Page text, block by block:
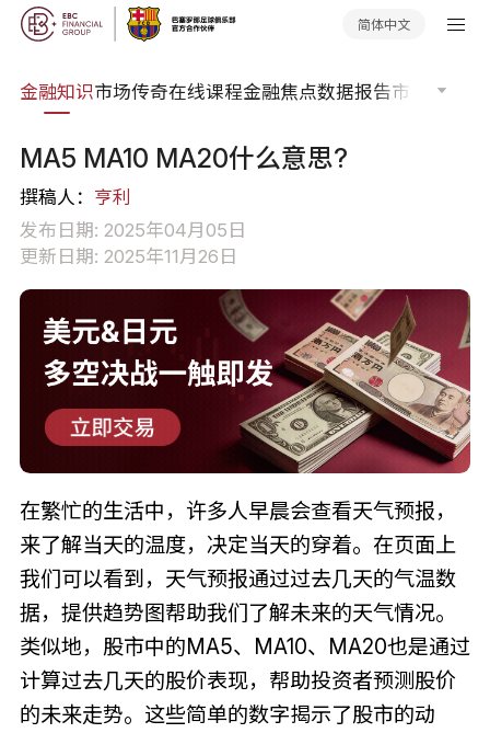
简体中文
金融知识市场传奇在线课程金融焦点数据报告市场分析
MA5 MA10 MA20什么意思?
撰稿人： 亨利
发布日期: 2025年04月05日
更新日期: 2025年11月26日
在繁忙的生活中，许多人早晨会查看天气预报，
来了解当天的温度，决定当天的穿着。在页面上
我们可以看到，天气预报通过过去几天的气温数
据，提供趋势图帮助我们了解未来的天气情况。
类似地，股市中的MA5、MA10、MA20也是通过
计算过去几天的股价表现，帮助投资者预测股价
的未来走势。这些简单的数字揭示了股市的动